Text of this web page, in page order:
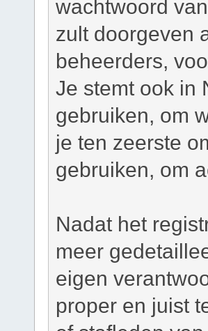
wachtwoord
zult doorgeven
beheerders,
Je stemt ook in
gebruiken, om
je ten zeerste
gebruiken, om
Nadat het
meer
eigen
proper en juist